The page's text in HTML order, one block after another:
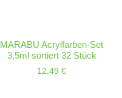
MARABU Acrylfarben-Set
3,5ml sortiert 32 Stück
12,49€